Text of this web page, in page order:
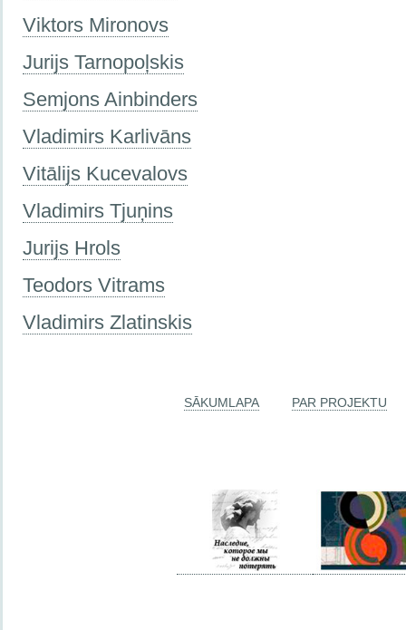
Viktors Mironovs
Jurijs Tarnopoļskis
Semjons Ainbinders
Vladimirs Karlivāns
Vitālijs Kucevalovs
Vladimirs Tjuņins
Jurijs Hrols
Teodors Vitrams
Vladimirs Zlatinskis
SĀKUMLAPA PAR PROJEKTU